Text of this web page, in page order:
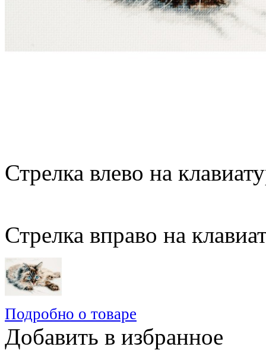
Стрелка влево на
Стрелка вправо на
Подробно о товаре
Добавить в избранное